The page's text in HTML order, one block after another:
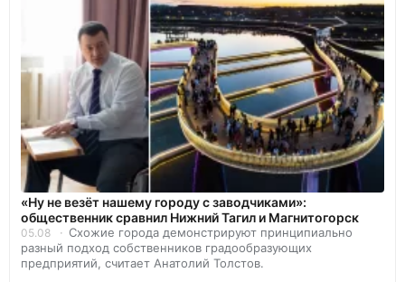
«Ну не везёт нашему городу с заводчиками»:
общественник сравнил Нижний Тагил и Магнитогорск
05.08
Схожие города демонстрируют принципиально
разный подход собственников градообразующих
предприятий, считает Анатолий Толстов.